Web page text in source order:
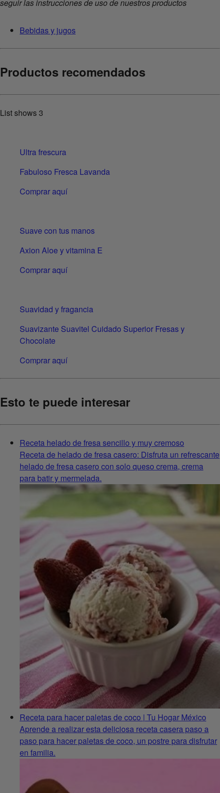
seguir las instrucciones de uso de nuestros productos
Bebidas y jugos
Productos recomendados
List shows3
Ultra frescura
Fabuloso Fresca Lavanda
Comprar aquí
Suave con tus manos
Axion Aloe y vitamina E
Comprar aquí
Suavidad y fragancia
Suavizante Suavitel Cuidado Superior Fresas y
Chocolate
Comprar aquí
Esto te puede interesar
Receta helado de fresa sencillo y muy cremoso
Receta de helado de fresa casero: Disfruta un refrescante
helado de fresa casero con solo queso crema, crema
para batir y mermelada.
Receta para hacer paletas de coco | Tu Hogar México
Aprende a realizar esta deliciosa receta casera paso a
paso para hacer paletas de coco, un postre para disfrutar
en familia.